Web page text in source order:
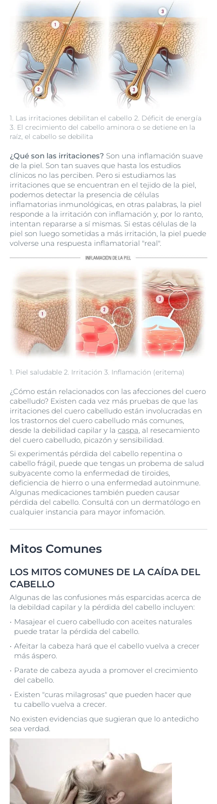
1. Las irritaciones debilitan el cabello 2. Déficit de energía
3. El crecimiento del cabello aminora o se detiene en la
raíz, el cabello se debilita
¿Qué son las irritaciones? Son una inflamación suave
de la piel. Son tan suaves que hasta los estudios
clínicos no las perciben. Pero si estudiamos las
irritaciones que se encuentran en el tejido de la piel,
podemos detectar la presencia de células
inflamatorias inmunológicas, en otras palabras, la piel
responde a la irritación con inflamación y, por lo ranto,
intentan repararse a sí mismas. Si estas células de la
piel son luego sometidas a más irritación, la piel puede
volverse una respuesta inflamatorial "real".
1. Piel saludable 2. Irritación 3. Inflamación (eritema)
¿Cómo están relacionados con las afecciones del cuero
cabelludo? Existen cada vez más pruebas de que las
irritaciones del cuero cabelludo están involucradas en
los trastornos del cuero cabelludo más comunes,
desde la debilidad capilar y la caspa, al resecamiento
del cuero cabelludo, picazón y sensibilidad.
Si experimentás pérdida del cabello repentina o
cabello frágil, puede que tengas un probema de salud
subyacente como la enfermedad de tiroides,
deficiencia de hierro o una enfermedad autoinmune.
Algunas medicaciones también pueden causar
pérdida del cabello. Consultá con un dermatólogo en
cualquier instancia para mayor infomación.
Mitos Comunes
LOS MITOS COMUNES DE LA CAÍDA DEL
CABELLO
Algunas de las confusiones más esparcidas acerca de
la debildad capilar y la pérdida del cabello incluyen:
Masajear el cuero cabelludo con aceites naturales
puede tratar la pérdida del cabello.
Afeitar la cabeza hará que el cabello vuelva a crecer
más áspero.
Parate de cabeza ayuda a promover el crecimiento
del cabello.
Existen "curas milagrosas" que pueden hacer que
tu cabello vuelva a crecer.
No existen evidencias que sugieran que lo antedicho
sea verdad.